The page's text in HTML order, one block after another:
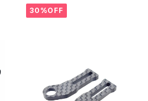
ントサーボマウント XRAY X4用
30%OFF